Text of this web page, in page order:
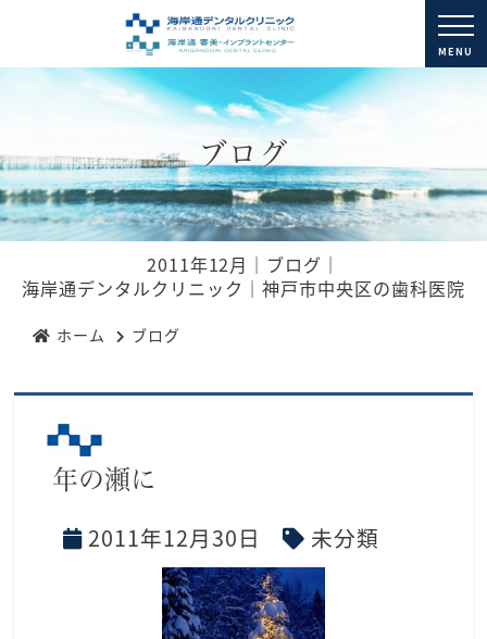
MENU
ブログ
2011年12月｜ブログ｜
海岸通デンタルクリニック｜神戸市中央区の歯科医院
ホーム ブログ
年の瀬に
2011年12月30日 未分類